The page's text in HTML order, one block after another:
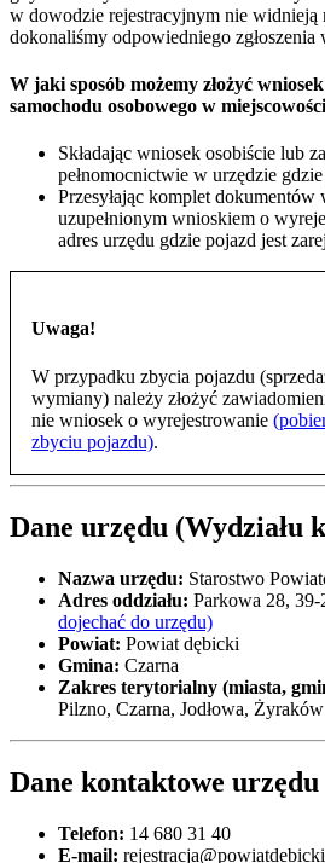
w dowodzie rejestracyjnym nie widnieją
dokonaliśmy odpowiedniego zgłoszenia
W jaki sposób możemy złożyć
samochodu osobowego w
Składając wniosek osobiście lub
pełnomocnictwie w urzędzie
Przesyłając komplet
uzupełnionym wnioskiem o
adres urzędu gdzie pojazd jest
Uwaga!
W przypadku zbycia pojazdu
wymiany) należy złożyć
nie wniosek o wyrejestrowanie
zbyciu pojazdu).
Dane urzędu (Wydziału
Nazwa urzędu: Starostwo
Adres oddziału: Parkowa 28, 39-
dojechać do urzędu)
Powiat: Powiat dębicki
Gmina: Czarna
Zakres terytorialny (miasta,
Pilzno, Czarna, Jodłowa, Żyraków
Dane kontaktowe urzędu
Telefon: 14 680 31 40
E-mail: